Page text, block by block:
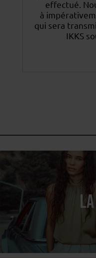
effectué.
à
qui sera
IKKS